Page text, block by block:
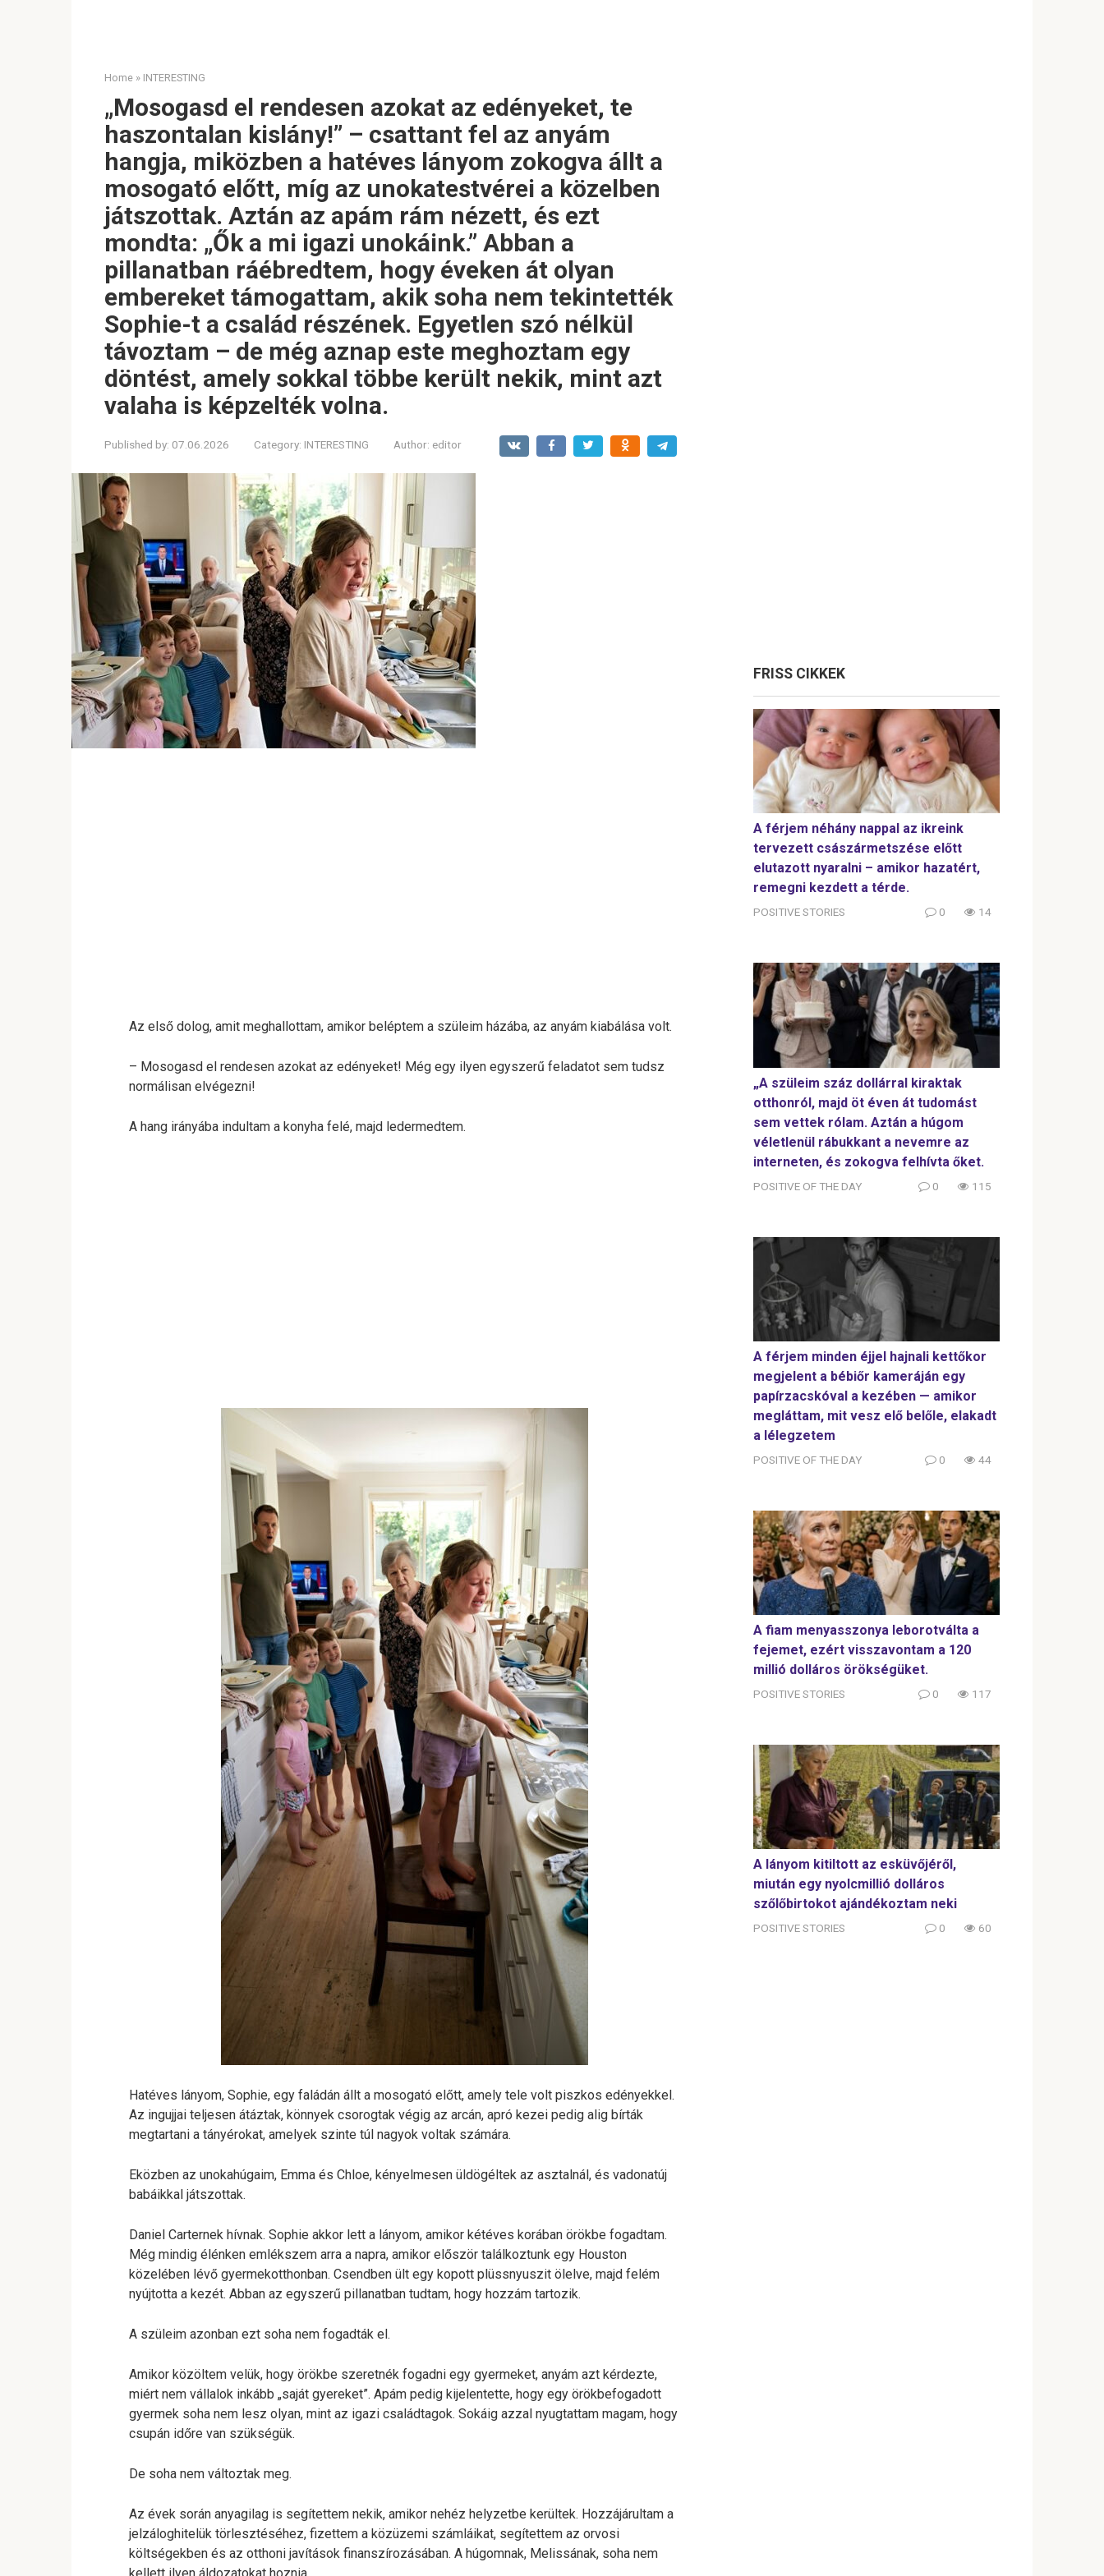
Home » INTERESTING
„Mosogasd el rendesen azokat az edényeket, te
haszontalan kislány!” – csattant fel az anyám
hangja, miközben a hatéves lányom zokogva állt a
mosogató előtt, míg az unokatestvérei a közelben
játszottak. Aztán az apám rám nézett, és ezt
mondta: „Ők a mi igazi unokáink.” Abban a
pillanatban ráébredtem, hogy éveken át olyan
embereket támogattam, akik soha nem tekintették
Sophie-t a család részének. Egyetlen szó nélkül
távoztam – de még aznap este meghoztam egy
döntést, amely sokkal többe került nekik, mint azt
valaha is képzelték volna.
Published by: 07.06.2026 Category: INTERESTING Author: editor
Az első dolog, amit meghallottam, amikor beléptem a szüleim házába, az anyám kiabálása volt.
– Mosogasd el rendesen azokat az edényeket! Még egy ilyen egyszerű feladatot sem tudsz
normálisan elvégezni!
A hang irányába indultam a konyha felé, majd ledermedtem.
Hatéves lányom, Sophie, egy faládán állt a mosogató előtt, amely tele volt piszkos edényekkel.
Az ingujjai teljesen átáztak, könnyek csorogtak végig az arcán, apró kezei pedig alig bírták
megtartani a tányérokat, amelyek szinte túl nagyok voltak számára.
Eközben az unokahúgaim, Emma és Chloe, kényelmesen üldögéltek az asztalnál, és vadonatúj
babáikkal játszottak.
Daniel Carternek hívnak. Sophie akkor lett a lányom, amikor kétéves korában örökbe fogadtam.
Még mindig élénken emlékszem arra a napra, amikor először találkoztunk egy Houston
közelében lévő gyermekotthonban. Csendben ült egy kopott plüssnyuszit ölelve, majd felém
nyújtotta a kezét. Abban az egyszerű pillanatban tudtam, hogy hozzám tartozik.
A szüleim azonban ezt soha nem fogadták el.
Amikor közöltem velük, hogy örökbe szeretnék fogadni egy gyermeket, anyám azt kérdezte,
miért nem vállalok inkább „saját gyereket”. Apám pedig kijelentette, hogy egy örökbefogadott
gyermek soha nem lesz olyan, mint az igazi családtagok. Sokáig azzal nyugtattam magam, hogy
csupán időre van szükségük.
De soha nem változtak meg.
Az évek során anyagilag is segítettem nekik, amikor nehéz helyzetbe kerültek. Hozzájárultam a
jelzáloghitelük törlesztéséhez, fizettem a közüzemi számláikat, segítettem az orvosi
költségekben és az otthoni javítások finanszírozásában. A húgomnak, Melissának, soha nem
FRISS CIKKEK
A férjem néhány nappal az ikreink
tervezett császármetszése előtt
elutazott nyaralni – amikor hazatért,
remegni kezdett a térde.
POSITIVE STORIES 0 14
„A szüleim száz dollárral kiraktak
otthonról, majd öt éven át tudomást
sem vettek rólam. Aztán a húgom
véletlenül rábukkant a nevemre az
interneten, és zokogva felhívta őket.
POSITIVE OF THE DAY 0 115
A férjem minden éjjel hajnali kettőkor
megjelent a bébiőr kameráján egy
papírzacskóval a kezében — amikor
megláttam, mit vesz elő belőle, elakadt
a lélegzetem
POSITIVE OF THE DAY 0 44
A fiam menyasszonya leborotválta a
fejemet, ezért visszavontam a 120
millió dolláros örökségüket.
POSITIVE STORIES 0 117
A lányom kitiltott az esküvőjéről,
miután egy nyolcmillió dolláros
szőlőbirtokot ajándékoztam neki
POSITIVE STORIES 0 60